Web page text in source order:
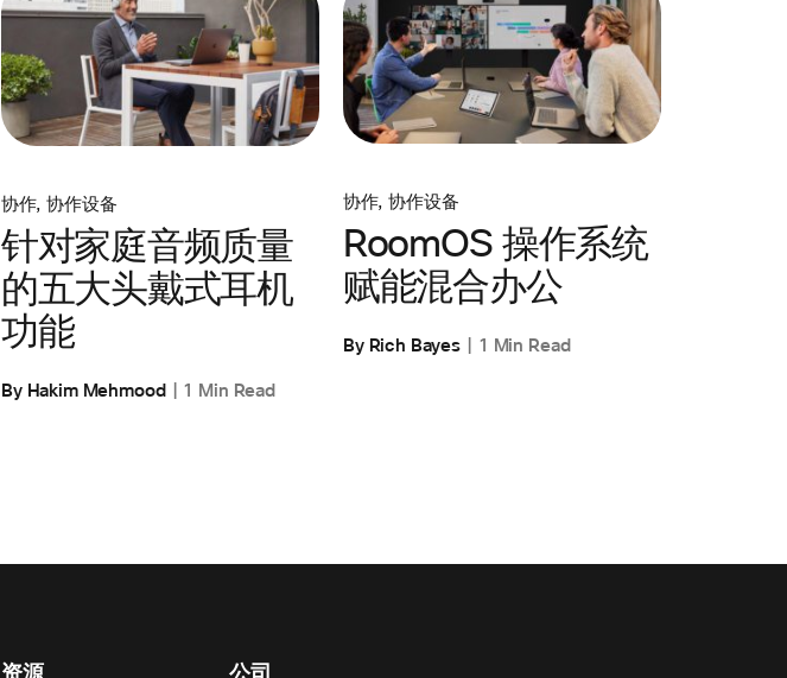
协作,协作设备
针对家庭音频质量
的五大头戴式耳机
功能
By Hakim Mehmood 1 Min Read
协作,协作设备
RoomOS 操作系统
赋能混合办公
By Rich Bayes 1 Min Read